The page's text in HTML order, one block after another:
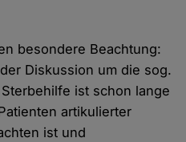
besondere Beachtung:
Diskussion um die sog.
ist schon lange
artikulierter
ist und